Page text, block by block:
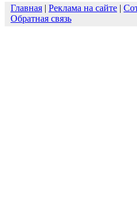
Главная | Реклама на сайте |
Обратная связь